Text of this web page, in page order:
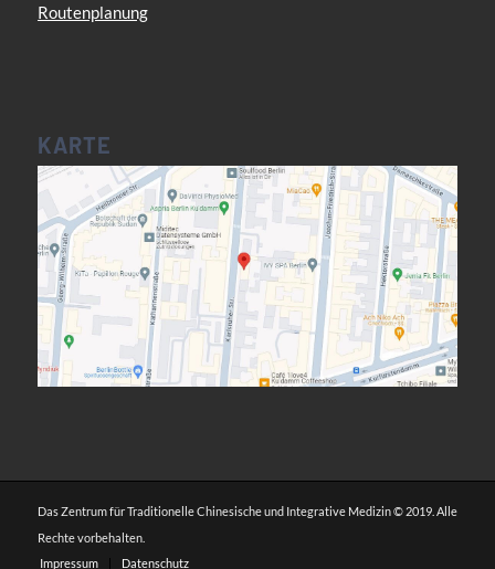
Routenplanung
KARTE
Das Zentrum für Traditionelle Chinesische und Integrative Medizin © 2019. Alle
Rechte vorbehalten.
Impressum
Datenschutz